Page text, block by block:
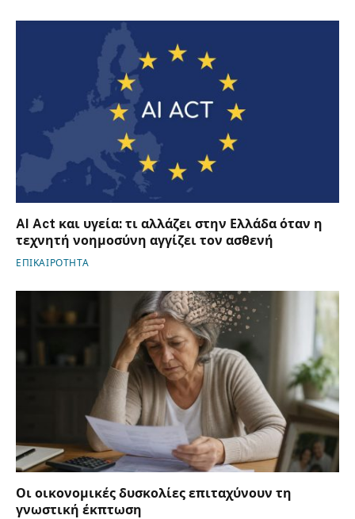
AI Act και υγεία: τι αλλάζει στην Ελλάδα όταν η
τεχνητή νοημοσύνη αγγίζει τον ασθενή
ΕΠΙΚΑΙΡΟΤΗΤΑ
Οι οικονομικές δυσκολίες επιταχύνουν τη
γνωστική έκπτωση